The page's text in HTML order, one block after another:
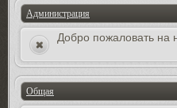
Администрация
Добро пожаловать
Общая